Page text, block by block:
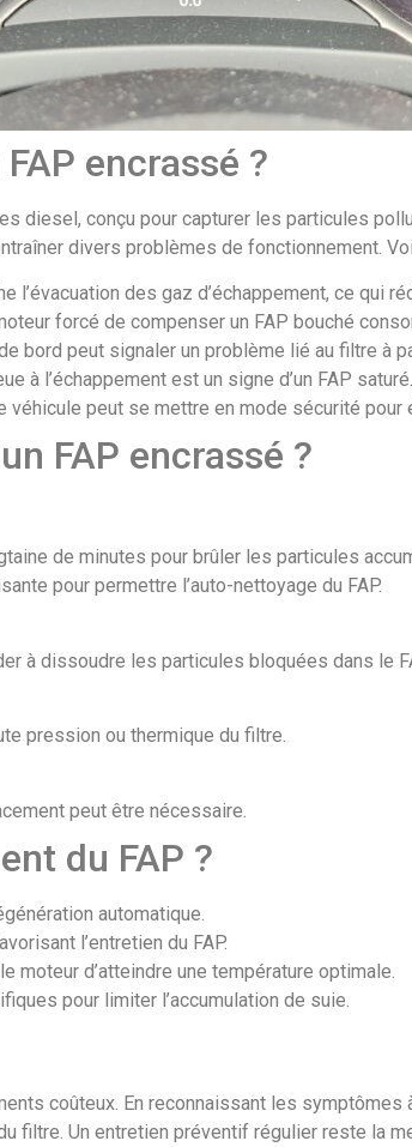
encrassé ?
diesel, conçu pour capturer les particules
divers problèmes de fonctionnement.
l’évacuation des gaz d’échappement, ce qui
forcé de compenser un FAP bouché
bord peut signaler un problème lié au filtre à
à l’échappement est un signe d’un FAP saturé.
véhicule peut se mettre en mode sécurité
FAP encrassé ?
de minutes pour brûler les particules
pour permettre l’auto-nettoyage du FAP.
à dissoudre les particules bloquées dans le
pression ou thermique du filtre.
peut être nécessaire.
du FAP ?
automatique.
l’entretien du FAP.
moteur d’atteindre une température optimale.
pour limiter l’accumulation de suie.
coûteux. En reconnaissant les
filtre. Un entretien préventif régulier reste la